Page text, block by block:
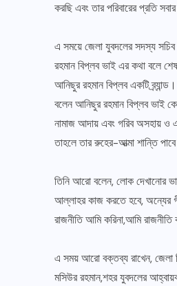
করছি এবং তার পরিবারের প্রতি সবার
এ সময়ে জেলা যুবদলের সদস্য
রহমান বিপ্লব ভাই এর কথা বলে
আনিছুর রহমান বিপ্লব একটি
বলেন আনিছুর রহমান বিপ্লব ভাই
নামাজ আদায় এবং গরিব অসহায় ও
তাহলে তার রুহের-আত্মা শান্তি
তিনি আরো বলেন, লোক দেখানোর
আল্লাহর কাজ করতে হবে, অন্যের
রাজনীতি আমি করিনা,আমি
এ সময় আরো বক্তব্য রাখেন, জেলা
মসিউর রহমান,শহর যুবদলের